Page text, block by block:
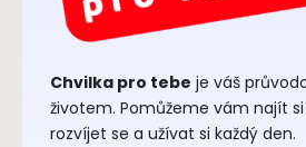
Chvilka pro tebe je váš
životem. Pomůžeme vám najít
rozvíjet se a užívat si každý den.